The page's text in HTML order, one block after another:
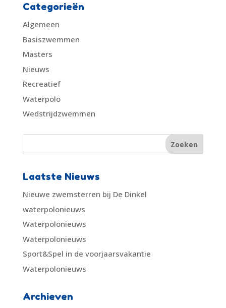
Categorieën
Algemeen
Basiszwemmen
Masters
Nieuws
Recreatief
Waterpolo
Wedstrijdzwemmen
Laatste Nieuws
Nieuwe zwemsterren bij De Dinkel
waterpolonieuws
Waterpolonieuws
Waterpolonieuws
Sport&Spel in de voorjaarsvakantie
Waterpolonieuws
Archieven